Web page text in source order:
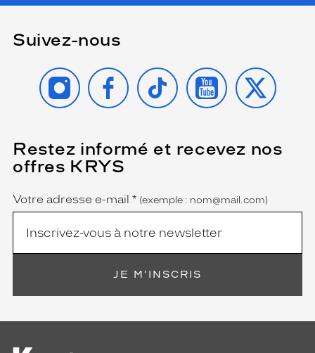
Suivez-nous
INSTAGRAMFACEBOOK
TIKTOK YOUTUBE
X
Restez informé et recevez nos
offres KRYS
Name
Votre adresse e-mail *
(Ce
champ
est
obligatoire)
(exemple : nom@mail.com)
JE M'INSCRIS